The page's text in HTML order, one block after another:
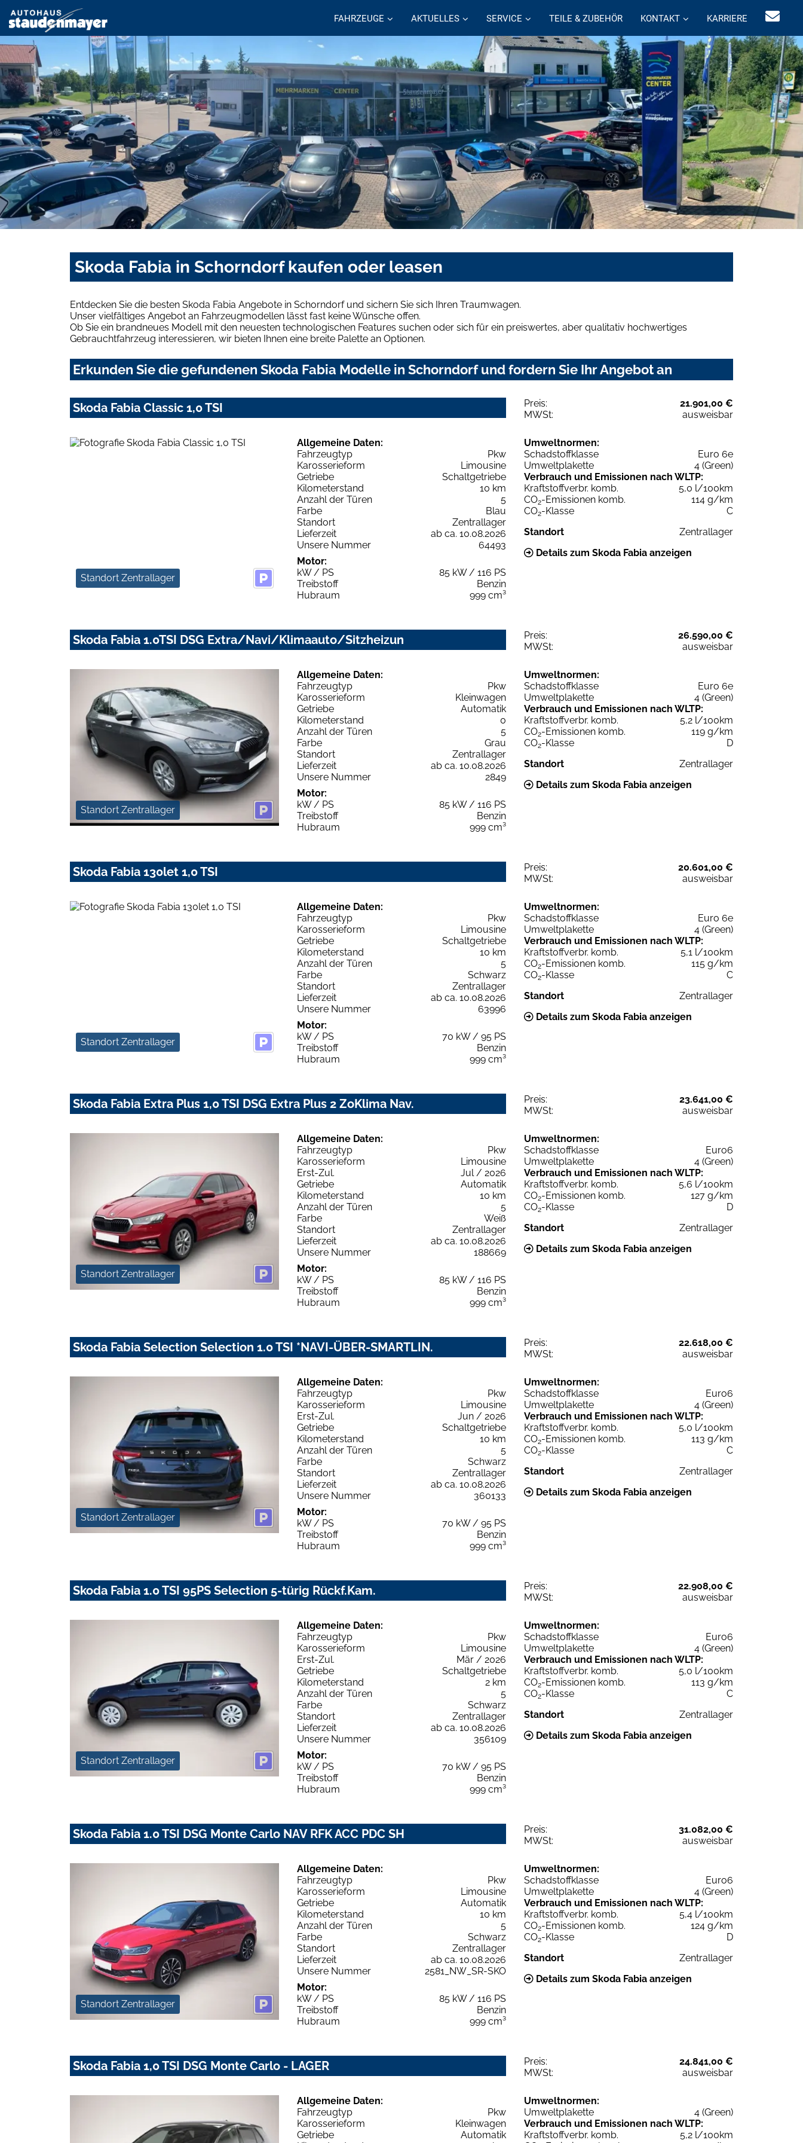
FAHRZEUGE AKTUELLES SERVICE TEILE & ZUBEHÖR KONTAKT KARRIERE
Skoda Fabia in Schorndorf kaufen oder leasen
Entdecken Sie die besten Skoda Fabia Angebote in Schorndorf und sichern Sie sich Ihren Traumwagen.
Unser vielfältiges Angebot an Fahrzeugmodellen lässt fast keine Wünsche offen.
Ob Sie ein brandneues Modell mit den neuesten technologischen Features suchen oder sich für ein preiswertes, aber qualitativ hochwertiges
Gebrauchtfahrzeug interessieren, wir bieten Ihnen eine breite Palette an Optionen.
Erkunden Sie die gefundenen Skoda Fabia Modelle in Schorndorf und fordern Sie Ihr Angebot an
Skoda Fabia Classic 1,0 TSI Preis:
21.901,00 €
MWSt:
ausweisbar
Standort Zentrallager
Allgemeine Daten:
Fahrzeugtyp
Pkw
Karosserieform
Limousine
Getriebe
Schaltgetriebe
Kilometerstand
10 km
Anzahl der Türen
5
Farbe
Blau
Standort
Zentrallager
Lieferzeit
ab ca. 10.08.2026
Unsere Nummer
64493
Motor:
kW / PS
85 kW / 116 PS
Treibstoff
Benzin
Hubraum
999 cm³
Umweltnormen:
Schadstoffklasse
Euro 6e
Umweltplakette
4 (Green)
Verbrauch und Emissionen nach WLTP:
Kraftstoffverbr. komb.
5,0 l/100km
CO2-Emissionen komb.
114 g/km
CO2-Klasse
C
Standort
Zentrallager
Details zum Skoda Fabia anzeigen
Skoda Fabia 1.0TSI DSG Extra/Navi/Klimaauto/Sitzheizun Preis:
26.590,00 €
MWSt:
ausweisbar
Standort Zentrallager
Allgemeine Daten:
Fahrzeugtyp
Pkw
Karosserieform
Kleinwagen
Getriebe
Automatik
Kilometerstand
0
Anzahl der Türen
5
Farbe
Grau
Standort
Zentrallager
Lieferzeit
ab ca. 10.08.2026
Unsere Nummer
2849
Motor:
kW / PS
85 kW / 116 PS
Treibstoff
Benzin
Hubraum
999 cm³
Umweltnormen:
Schadstoffklasse
Euro 6e
Umweltplakette
4 (Green)
Verbrauch und Emissionen nach WLTP:
Kraftstoffverbr. komb.
5,2 l/100km
CO2-Emissionen komb.
119 g/km
CO2-Klasse
D
Standort
Zentrallager
Details zum Skoda Fabia anzeigen
Skoda Fabia 130let 1,0 TSI Preis:
20.601,00 €
MWSt:
ausweisbar
Standort Zentrallager
Allgemeine Daten:
Fahrzeugtyp
Pkw
Karosserieform
Limousine
Getriebe
Schaltgetriebe
Kilometerstand
10 km
Anzahl der Türen
5
Farbe
Schwarz
Standort
Zentrallager
Lieferzeit
ab ca. 10.08.2026
Unsere Nummer
63996
Motor:
kW / PS
70 kW / 95 PS
Treibstoff
Benzin
Hubraum
999 cm³
Umweltnormen:
Schadstoffklasse
Euro 6e
Umweltplakette
4 (Green)
Verbrauch und Emissionen nach WLTP:
Kraftstoffverbr. komb.
5,1 l/100km
CO2-Emissionen komb.
115 g/km
CO2-Klasse
C
Standort
Zentrallager
Details zum Skoda Fabia anzeigen
Skoda Fabia Extra Plus 1,0 TSI DSG Extra Plus 2 ZoKlima Nav. Preis:
23.641,00 €
MWSt:
ausweisbar
Standort Zentrallager
Allgemeine Daten:
Fahrzeugtyp
Pkw
Karosserieform
Limousine
Erst-Zul.
Jul / 2026
Getriebe
Automatik
Kilometerstand
10 km
Anzahl der Türen
5
Farbe
Weiß
Standort
Zentrallager
Lieferzeit
ab ca. 10.08.2026
Unsere Nummer
188669
Motor:
kW / PS
85 kW / 116 PS
Treibstoff
Benzin
Hubraum
999 cm³
Umweltnormen:
Schadstoffklasse
Euro6
Umweltplakette
4 (Green)
Verbrauch und Emissionen nach WLTP:
Kraftstoffverbr. komb.
5,6 l/100km
CO2-Emissionen komb.
127 g/km
CO2-Klasse
D
Standort
Zentrallager
Details zum Skoda Fabia anzeigen
Skoda Fabia Selection Selection 1.0 TSI *NAVI-ÜBER-SMARTLIN. Preis:
22.618,00 €
MWSt:
ausweisbar
Standort Zentrallager
Allgemeine Daten:
Fahrzeugtyp
Pkw
Karosserieform
Limousine
Erst-Zul.
Jun / 2026
Getriebe
Schaltgetriebe
Kilometerstand
10 km
Anzahl der Türen
5
Farbe
Schwarz
Standort
Zentrallager
Lieferzeit
ab ca. 10.08.2026
Unsere Nummer
360133
Motor:
kW / PS
70 kW / 95 PS
Treibstoff
Benzin
Hubraum
999 cm³
Umweltnormen:
Schadstoffklasse
Euro6
Umweltplakette
4 (Green)
Verbrauch und Emissionen nach WLTP:
Kraftstoffverbr. komb.
5,0 l/100km
CO2-Emissionen komb.
113 g/km
CO2-Klasse
C
Standort
Zentrallager
Details zum Skoda Fabia anzeigen
Skoda Fabia 1.0 TSI 95PS Selection 5-türig Rückf.Kam. Preis:
22.908,00 €
MWSt:
ausweisbar
Standort Zentrallager
Allgemeine Daten:
Fahrzeugtyp
Pkw
Karosserieform
Limousine
Erst-Zul.
Mär / 2026
Getriebe
Schaltgetriebe
Kilometerstand
2 km
Anzahl der Türen
5
Farbe
Schwarz
Standort
Zentrallager
Lieferzeit
ab ca. 10.08.2026
Unsere Nummer
356109
Motor:
kW / PS
70 kW / 95 PS
Treibstoff
Benzin
Hubraum
999 cm³
Umweltnormen:
Schadstoffklasse
Euro6
Umweltplakette
4 (Green)
Verbrauch und Emissionen nach WLTP:
Kraftstoffverbr. komb.
5,0 l/100km
CO2-Emissionen komb.
113 g/km
CO2-Klasse
C
Standort
Zentrallager
Details zum Skoda Fabia anzeigen
Skoda Fabia 1.0 TSI DSG Monte Carlo NAV RFK ACC PDC SH Preis:
31.082,00 €
MWSt:
ausweisbar
Standort Zentrallager
Allgemeine Daten:
Fahrzeugtyp
Pkw
Karosserieform
Limousine
Getriebe
Automatik
Kilometerstand
10 km
Anzahl der Türen
5
Farbe
Schwarz
Standort
Zentrallager
Lieferzeit
ab ca. 10.08.2026
Unsere Nummer
2581_NW_SR-SKO
Motor:
kW / PS
85 kW / 116 PS
Treibstoff
Benzin
Hubraum
999 cm³
Umweltnormen:
Schadstoffklasse
Euro6
Umweltplakette
4 (Green)
Verbrauch und Emissionen nach WLTP:
Kraftstoffverbr. komb.
5,4 l/100km
CO2-Emissionen komb.
124 g/km
CO2-Klasse
D
Standort
Zentrallager
Details zum Skoda Fabia anzeigen
Skoda Fabia 1,0 TSI DSG Monte Carlo - LAGER Preis:
24.841,00 €
MWSt:
ausweisbar
Allgemeine Daten:
Fahrzeugtyp
Pkw
Karosserieform
Kleinwagen
Getriebe
Automatik
Umweltnormen:
Umweltplakette
4 (Green)
Verbrauch und Emissionen nach WLTP:
Kraftstoffverbr. komb.
5,2 l/100km